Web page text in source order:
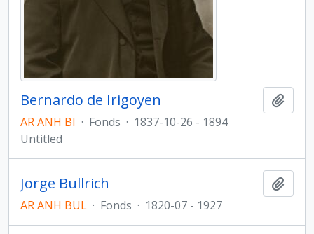
Bernardo de Irigoyen
AR ANH BI · Fonds · 1837-10-26 - 1894
Untitled
Jorge Bullrich
AR ANH BUL · Fonds · 1820-07 - 1927